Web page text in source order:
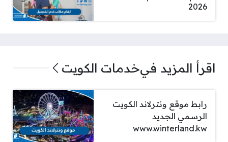
2026
اقرأ المزيد فيخدمات الكويت
رابط موقع ونترلاند الكويت
الرسمي الجديد
www.winterland.kw